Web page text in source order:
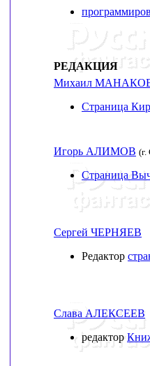
РЕДАКЦИЯ
Михаил
Страница
Игорь АЛИМОВ
Страница
Сергей ЧЕРНЯЕВ
Редактор
Слава АЛЕКСЕЕВ
редактор